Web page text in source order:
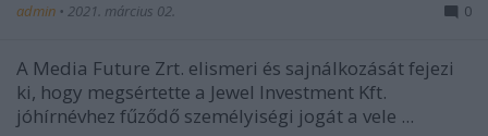
admin • 2021. március 02. 0
A Media Future Zrt. elismeri és sajnálkozását fejezi
ki, hogy megsértette a Jewel Investment Kft.
jóhírnévhez fűződő személyiségi jogát a vele ...